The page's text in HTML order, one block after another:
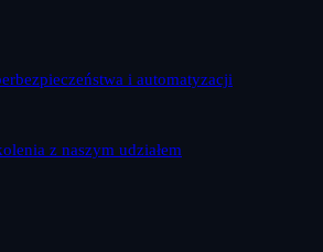
i automatyzacji
z naszym udziałem